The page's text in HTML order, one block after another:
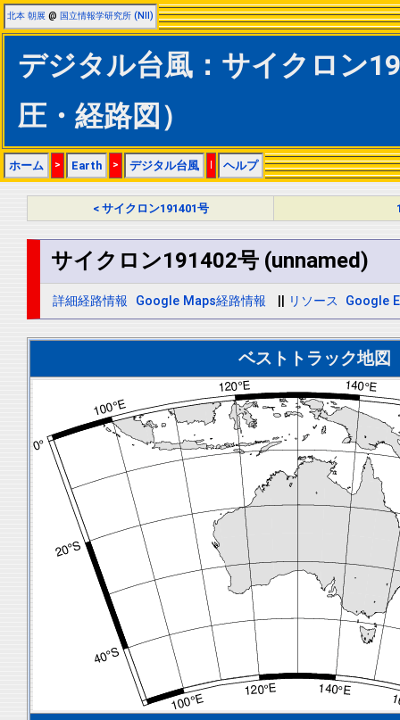
北本 朝展 @ 国立情報学研究所 (NII)
デジタル台風：サイクロン
圧・経路図）
ホーム > Earth > デジタル台風 | ヘルプ
< サイクロン191401号
サイクロン191402号 (unnamed)
詳細経路情報 Google Maps経路情報 リソース Google
ベストトラック地図